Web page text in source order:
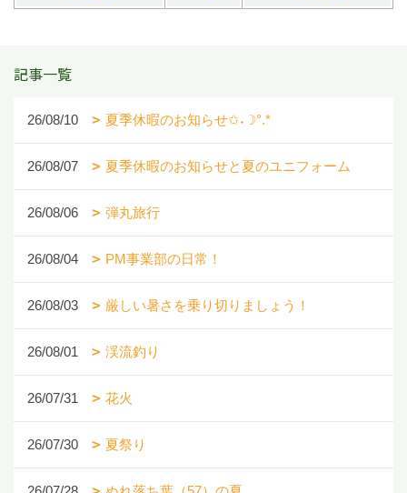
記事一覧
26/08/10 夏季休暇のお知らせ✩˖☽°.*
26/08/07 夏季休暇のお知らせと夏のユニフォーム
26/08/06 弾丸旅行
26/08/04 PM事業部の日常！
26/08/03 厳しい暑さを乗り切りましょう！
26/08/01 渓流釣り
26/07/31 花火
26/07/30 夏祭り